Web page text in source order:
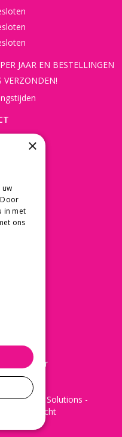
JAAR EN BESTELLINGEN
VERZONDEN!
achter
-Green Solutions -
Overzicht
×
uw
in met
ons